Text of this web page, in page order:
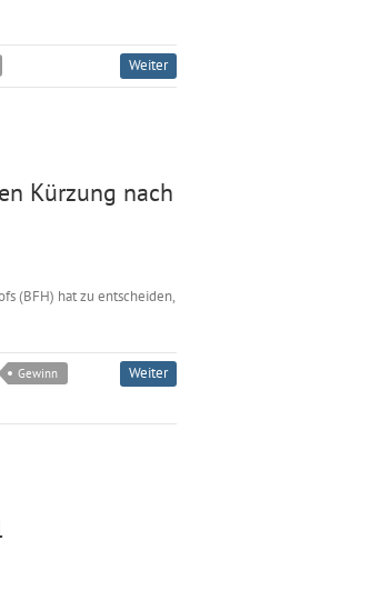
Weiter
Kürzung nach
(BFH) hat zu entscheiden,
Gewinn
Weiter